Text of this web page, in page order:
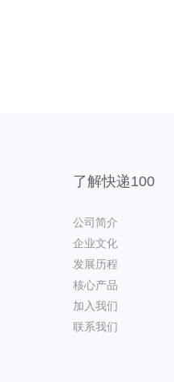
了解快递100
公司简介
企业文化
发展历程
核心产品
加入我们
联系我们